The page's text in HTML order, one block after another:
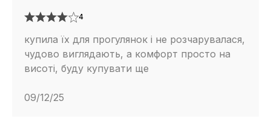
4
купила їх для прогулянок і не розчарувалася,
чудово виглядають, а комфорт просто на
висоті, буду купувати ще
09/12/25